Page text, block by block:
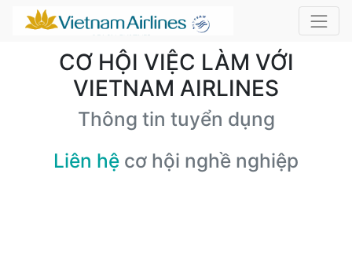
CƠ HỘI VIỆC LÀM VỚI
VIETNAM AIRLINES
Thông tin tuyển dụng
Liên hệ cơ hội nghề nghiệp